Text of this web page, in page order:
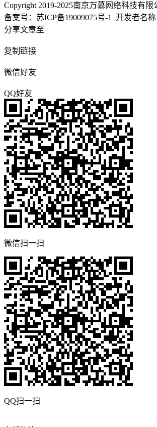
Copyright 2019-2025南京万慕网络科技有限
备案号：苏ICP备19009075号-1
开发者名
分享文章至
复制链接
微信好友
QQ好友
微信扫一扫
QQ扫一扫